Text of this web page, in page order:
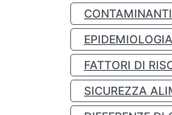
EPIDEMIOLOGIA
FATTORI DI
SICUREZZA